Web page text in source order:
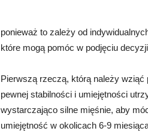
ponieważ to zależy od
które mogą pomóc w podjęciu
Pierwszą rzeczą, którą należy wziąć
pewnej stabilności i umiejętności
wystarczająco silne mięśnie, aby
umiejętność w okolicach 6-9